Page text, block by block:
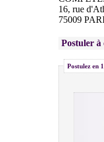
16, rue
75009
Postuler à
Postulez en